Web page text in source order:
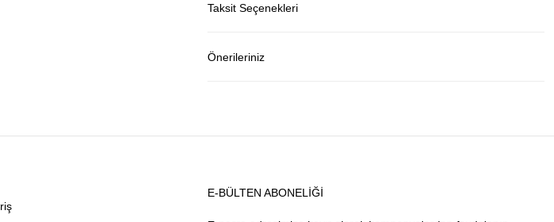
Taksit Seçenekleri
Önerileriniz
E-BÜLTEN ABONELİĞİ